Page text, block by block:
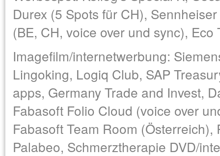
Durex (5 Spots für CH),
(BE, CH, voice over und sync), Eco
Imagefilm/internetwerbung:
Lingoking, Logiq Club, SAP
apps, Germany Trade and Invest,
Fabasoft Folio Cloud (voice over
Fabasoft Team Room (Österreich),
Palabeo, Schmerztherapie DVD/